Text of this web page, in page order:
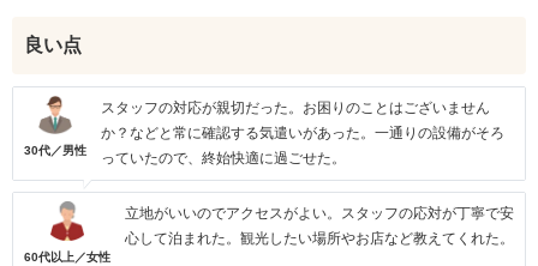
良い点
30代／男性
スタッフの対応が親切だった。お困りのことはございません
か？などと常に確認する気遣いがあった。一通りの設備がそろ
っていたので、終始快適に過ごせた。
60代以上／女性
立地がいいのでアクセスがよい。スタッフの応対が丁寧で安
心して泊まれた。観光したい場所やお店など教えてくれた。